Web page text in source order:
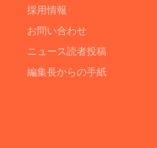
採用情報
お問い合わせ
ニュース読者投稿
編集長からの手紙